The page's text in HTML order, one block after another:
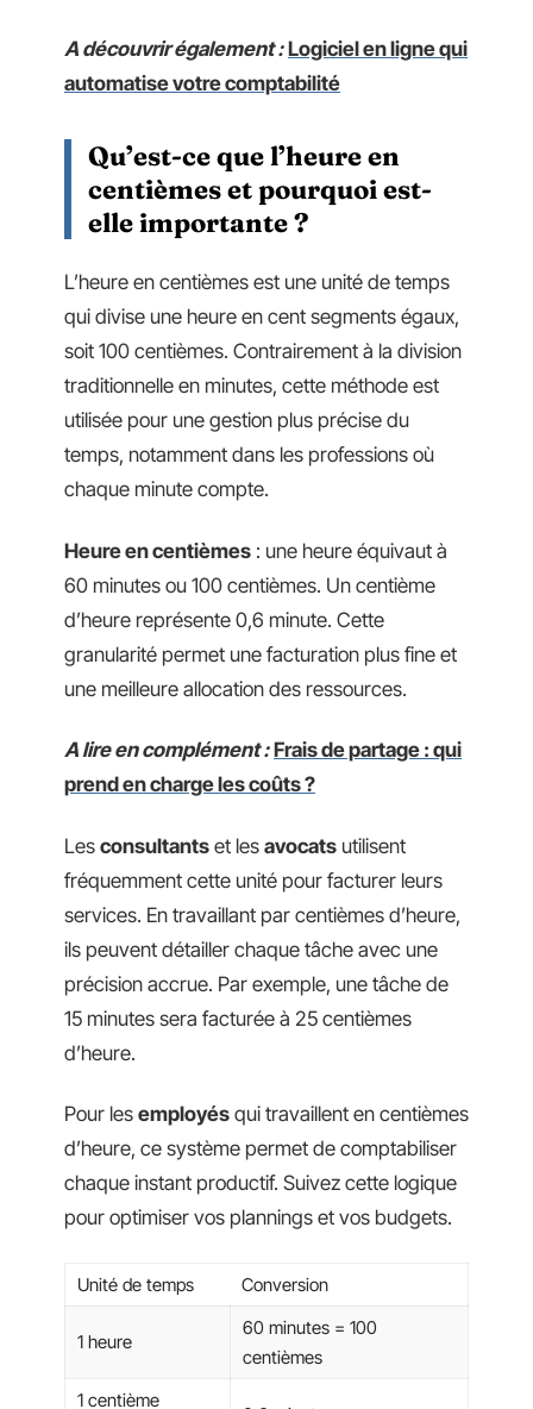
A découvrir également : Logiciel en ligne qui
automatise votre comptabilité
Qu’est-ce que l’heure en
centièmes et pourquoi est-
elle importante ?
L’heure en centièmes est une unité de temps
qui divise une heure en cent segments égaux,
soit 100 centièmes. Contrairement à la division
traditionnelle en minutes, cette méthode est
utilisée pour une gestion plus précise du
temps, notamment dans les professions où
chaque minute compte.
Heure en centièmes : une heure équivaut à
60 minutes ou 100 centièmes. Un centième
d’heure représente 0,6 minute. Cette
granularité permet une facturation plus fine et
une meilleure allocation des ressources.
A lire en complément : Frais de partage : qui
prend en charge les coûts ?
Les consultants et les avocats utilisent
fréquemment cette unité pour facturer leurs
services. En travaillant par centièmes d’heure,
ils peuvent détailler chaque tâche avec une
précision accrue. Par exemple, une tâche de
15 minutes sera facturée à 25 centièmes
d’heure.
Pour les employés qui travaillent en centièmes
d’heure, ce système permet de comptabiliser
chaque instant productif. Suivez cette logique
pour optimiser vos plannings et vos budgets.
Unité de temps Conversion
1 heure
60 minutes = 100
centièmes
1 centième